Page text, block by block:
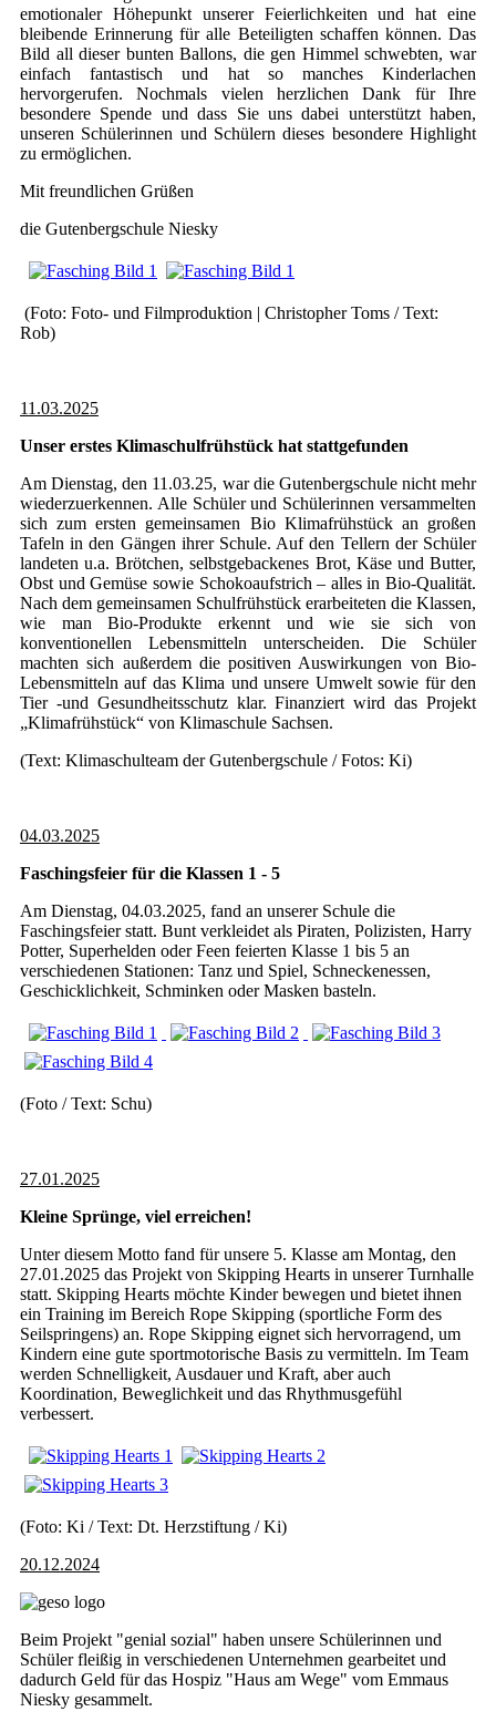
emotionaler Höhepunkt unserer Feierlichkeiten und hat eine
bleibende Erinnerung für alle Beteiligten schaffen können. Das
Bild all dieser bunten Ballons, die gen Himmel schwebten, war
einfach fantastisch und hat so manches Kinderlachen
hervorgerufen. Nochmals vielen herzlichen Dank für Ihre
besondere Spende und dass Sie uns dabei unterstützt haben,
unseren Schülerinnen und Schülern dieses besondere Highlight
zu ermöglichen.
Mit freundlichen Grüßen
die Gutenbergschule Niesky
(Foto: Foto- und Filmproduktion | Christopher Toms / Text:
Rob)
11.03.2025
Unser erstes Klimaschulfrühstück hat stattgefunden
Am Dienstag, den 11.03.25, war die Gutenbergschule nicht mehr
wiederzuerkennen. Alle Schüler und Schülerinnen versammelten
sich zum ersten gemeinsamen Bio Klimafrühstück an großen
Tafeln in den Gängen ihrer Schule. Auf den Tellern der Schüler
landeten u.a. Brötchen, selbstgebackenes Brot, Käse und Butter,
Obst und Gemüse sowie Schokoaufstrich – alles in Bio-Qualität.
Nach dem gemeinsamen Schulfrühstück erarbeiteten die Klassen,
wie man Bio-Produkte erkennt und wie sie sich von
konventionellen Lebensmitteln unterscheiden. Die Schüler
machten sich außerdem die positiven Auswirkungen von Bio-
Lebensmitteln auf das Klima und unsere Umwelt sowie für den
Tier -und Gesundheitsschutz klar. Finanziert wird das Projekt
„Klimafrühstück“ von Klimaschule Sachsen.
(Text: Klimaschulteam der Gutenbergschule / Fotos: Ki)
04.03.2025
Faschingsfeier für die Klassen 1 - 5
Am Dienstag, 04.03.2025, fand an unserer Schule die
Faschingsfeier statt. Bunt verkleidet als Piraten, Polizisten, Harry
Potter, Superhelden oder Feen feierten Klasse 1 bis 5 an
verschiedenen Stationen: Tanz und Spiel, Schneckenessen,
Geschicklichkeit, Schminken oder Masken basteln.
(Foto / Text: Schu)
27.01.2025
Kleine Sprünge, viel erreichen!
Unter diesem Motto fand für unsere 5. Klasse am Montag, den
27.01.2025 das Projekt von Skipping Hearts in unserer Turnhalle
statt. Skipping Hearts möchte Kinder bewegen und bietet ihnen
ein Training im Bereich Rope Skipping (sportliche Form des
Seilspringens) an. Rope Skipping eignet sich hervorragend, um
Kindern eine gute sportmotorische Basis zu vermitteln. Im Team
werden Schnelligkeit, Ausdauer und Kraft, aber auch
Koordination, Beweglichkeit und das Rhythmusgefühl
verbessert.
(Foto: Ki / Text: Dt. Herzstiftung / Ki)
20.12.2024
Beim Projekt "genial sozial" haben unsere Schülerinnen und
Schüler fleißig in verschiedenen Unternehmen gearbeitet und
dadurch Geld für das Hospiz "Haus am Wege" vom Emmaus
Niesky gesammelt.